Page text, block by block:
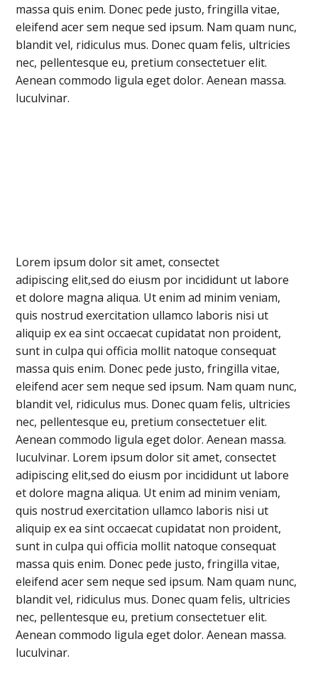
massa quis enim. Donec pede justo, fringilla vitae,
eleifend acer sem neque sed ipsum. Nam quam nunc,
blandit vel, ridiculus mus. Donec quam felis, ultricies
nec, pellentesque eu, pretium consectetuer elit.
Aenean commodo ligula eget dolor. Aenean massa.
luculvinar.
Lorem ipsum dolor sit amet, consectet
adipiscing elit,sed do eiusm por incididunt ut labore
et dolore magna aliqua. Ut enim ad minim veniam,
quis nostrud exercitation ullamco laboris nisi ut
aliquip ex ea sint occaecat cupidatat non proident,
sunt in culpa qui officia mollit natoque consequat
massa quis enim. Donec pede justo, fringilla vitae,
eleifend acer sem neque sed ipsum. Nam quam nunc,
blandit vel, ridiculus mus. Donec quam felis, ultricies
nec, pellentesque eu, pretium consectetuer elit.
Aenean commodo ligula eget dolor. Aenean massa.
luculvinar. Lorem ipsum dolor sit amet, consectet
adipiscing elit,sed do eiusm por incididunt ut labore
et dolore magna aliqua. Ut enim ad minim veniam,
quis nostrud exercitation ullamco laboris nisi ut
aliquip ex ea sint occaecat cupidatat non proident,
sunt in culpa qui officia mollit natoque consequat
massa quis enim. Donec pede justo, fringilla vitae,
eleifend acer sem neque sed ipsum. Nam quam nunc,
blandit vel, ridiculus mus. Donec quam felis, ultricies
nec, pellentesque eu, pretium consectetuer elit.
Aenean commodo ligula eget dolor. Aenean massa.
luculvinar.